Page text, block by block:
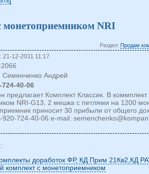
монетоприемником NRI
Раздел:Продам
21-12-2011 11:17
Семенченко Андрей
724-40-06
Комплект Классик. В коммплект
NRI-G13, 2 мешка с петлями на 1200
приносит 30 прибыли от общего
920-724-40-06 e-mail:
доработок ФР, КД Прим 21Кв2,КД
комплект с монетоприемником